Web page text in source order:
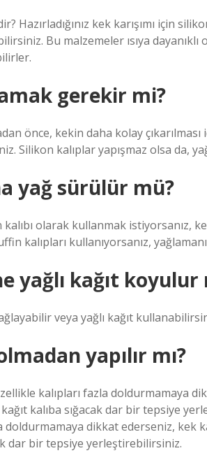
Hazırladığınız kek karışımı için
Bu malzemeler ısıya
gerekir mi?
önce, kekin daha kolay
Silikon kalıplar yapışmaz olsa da,
yağ sürülür mü?
olarak kullanmak istiyorsanız,
kalıpları kullanıyorsanız,
yağlı kağıt koyulur
veya yağlı kağıt
yapılır mı?
kalıpları fazla doldurmamaya
kalıba sığacak dar bir tepsiye
doldurmamaya dikkat ederseniz, kek
dar bir tepsiye yerleştirebilirsiniz.